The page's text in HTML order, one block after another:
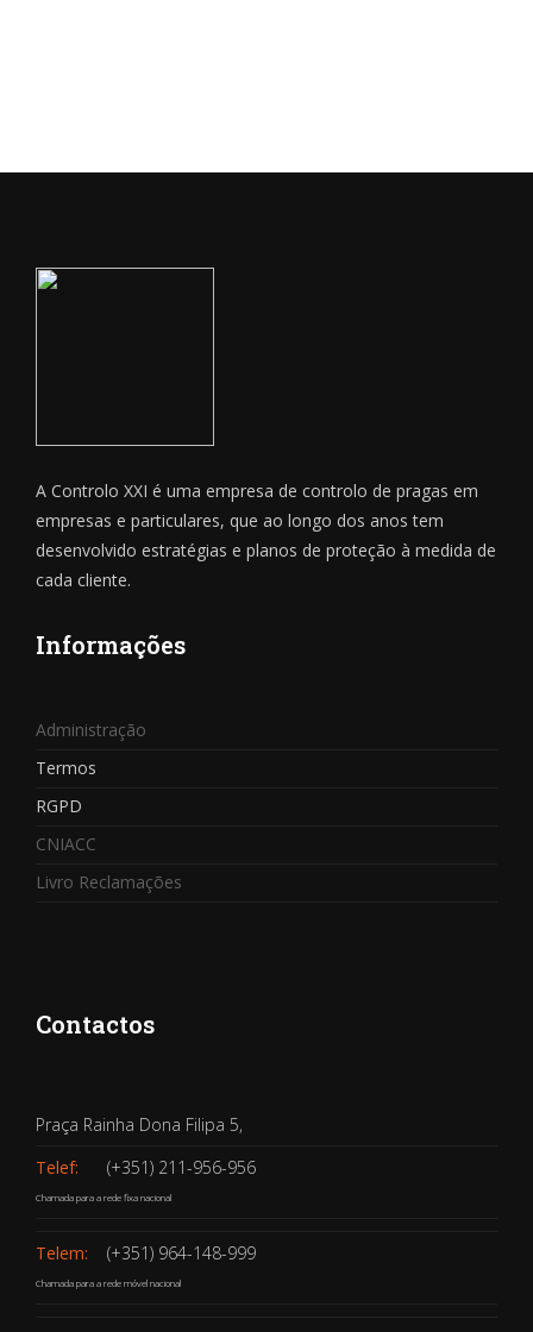
A Controlo XXI é uma empresa de controlo de pragas em
empresas e particulares, que ao longo dos anos tem
desenvolvido estratégias e planos de proteção à medida de
cada cliente.
Informações
Administração
Termos
RGPD
CNIACC
Livro Reclamações
Contactos
Praça Rainha Dona Filipa 5,
Telef:
(+351) 211-956-956
Chamada para a rede fixa nacional
Telem: (+351) 964-148-999
Chamada para a rede móvel nacional